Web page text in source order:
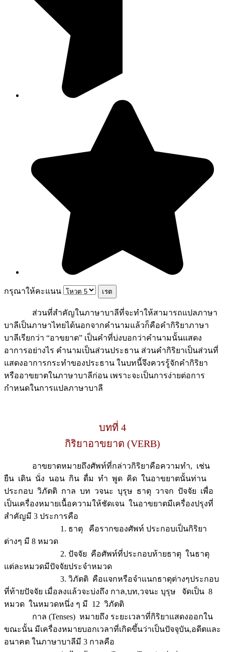
กรุณาให้คะแนน
ส่วนที่สำคัญในภาษาบาลีที่จะทำให้สามารถแปลภาษา
บาลีเป็นภาษาไทยได้นอกจากคำนามแล้วก็คือคำกิริยาภาษา
บาลีเรียกว่า “อาขยาต” เป็นคำที่บ่งบอกว่าคำนามนั้นแสดง
อาการอย่างไร คำนามเป็นส่วนประธาน ส่วนคำกิริยาเป็นส่วนที่
แสดงอาการกระทำของประธาน ในบทนี้จึงควรรู้จักคำกิริยา
หรืออาขยาตในภาษาบาลีก่อน เพราะจะเป็นการง่ายต่อการ
กำหนดในการแปลภาษาบาลี
บทที่ 4
กิริยาอาขยาต (VERB)
อาขยาตหมายถึงศัพท์ที่กล่าวกิริยาคือความทำ, เช่น
ยืน เดิน นั่ง นอน กิน ดื่ม ทำ พูด คิด ในอาขยาตนั้นท่าน
ประกอบ วิภัตติ กาล บท วจนะ บุรุษ ธาตุ วาจก ปัจจัย เพื่อ
เป็นเครื่องหมายเนื้อความให้ชัดเจน ในอาขยาตมีเครื่องปรุงที่
สำคัญมี 3 ประการคือ
1. ธาตุ คือรากของศัพท์ ประกอบเป็นกิริยา
ต่างๆ มี 8 หมวด
2. ปัจจัย คือศัพท์ที่ประกอบท้ายธาตุ ในธาตุ
แต่ละหมวดมีปัจจัยประจำหมวด
3. วิภัตติ คือแจกหรือจำแนกธาตุต่างๆประกอบ
ที่ท้ายปัจจัย เมื่อลงแล้วจะบ่งถึง กาล,บท,วจนะ บุรุษ จัดเป็น 8
หมวด ในหมวดหนึ่ง ๆ มี 12 วิภัตติ
กาล (Tenses) หมายถึง ระยะเวลาที่กิริยาแสดงออกใน
ขณะนั้น มีเครื่องหมายบอกเวลาที่เกิดขึ้นว่าเป็นปัจจุบัน,อดีตและ
อนาคต ในภาษาบาลีมี 3 กาลคือ